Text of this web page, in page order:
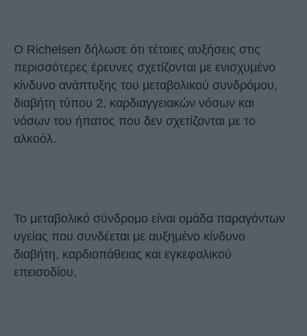
Ο Richelsen δήλωσε ότι τέτοιες αυξήσεις στις
περισσότερες έρευνες σχετίζονται με ενισχυμένο
κίνδυνο ανάπτυξης του μεταβολικού συνδρόμου,
διαβήτη τύπου 2, καρδιαγγειακών νόσων και
νόσων του ήπατος που δεν σχετίζονται με το
αλκοόλ.
Το μεταβολικό σύνδρομο είναι ομάδα παραγόντων
υγείας που συνδέεται με αυξημένο κίνδυνο
διαβήτη, καρδιοπάθειας και εγκεφαλικού
επεισοδίου.